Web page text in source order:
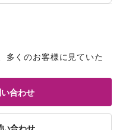
多くのお客様に見ていた
合わせ
合わせ